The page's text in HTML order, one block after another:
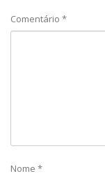
Comentário *
Nome *